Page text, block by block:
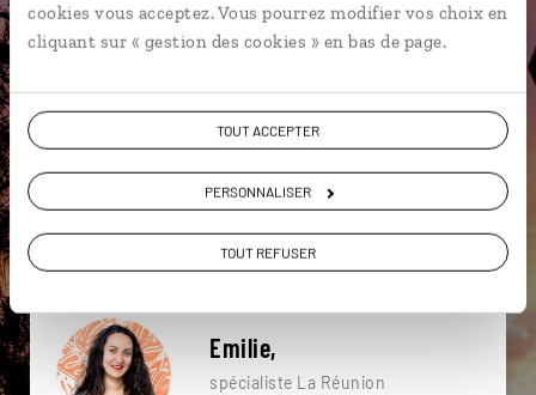
cookies vous acceptez. Vous pourrez modifier vos choix en
cliquant sur « gestion des cookies » en bas de page.
TOUT ACCEPTER
PERSONNALISER
TOUT REFUSER
Archipel des Mascareignes Boucan Canot
Forêts de Bébour et Bélouve
Côte Sud de Mayotte Baleine
Emilie,
spécialiste La Réunion